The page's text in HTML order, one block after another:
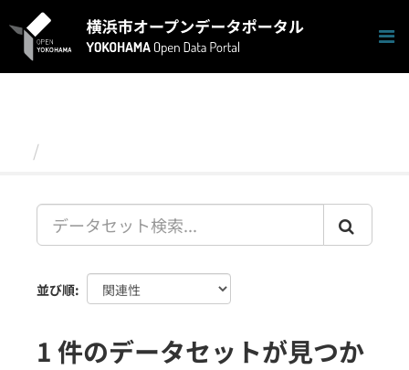
キ
並び順
1 件のデータセットが見つか